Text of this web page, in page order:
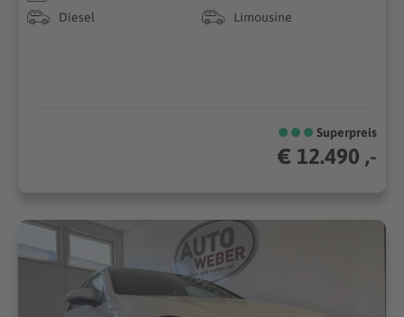
Diesel
Limousine
Superpreis
€ 12.490 ,-